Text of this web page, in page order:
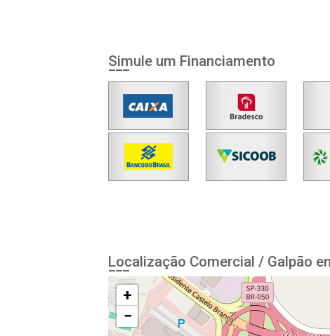
Simule um Financiamento
Localização Comercial / Galpão
+
−